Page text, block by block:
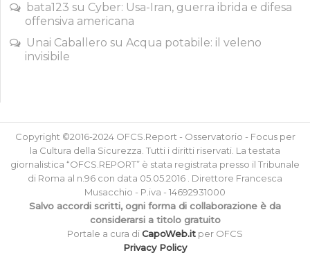
bata123 su Cyber: Usa-Iran, guerra ibrida e difesa
offensiva americana
Unai Caballero su Acqua potabile: il veleno
invisibile
Copyright ©2016-2024 OFCS.Report - Osservatorio - Focus per
la Cultura della Sicurezza. Tutti i diritti riservati. La testata
giornalistica “OFCS.REPORT” è stata registrata presso il Tribunale
di Roma al n.96 con data 05.05.2016 . Direttore Francesca
Musacchio - P.iva - 14692931000
Salvo accordi scritti, ogni forma di collaborazione è da
considerarsi a titolo gratuito
Portale a cura diCapoWeb.it per OFCS
Privacy Policy